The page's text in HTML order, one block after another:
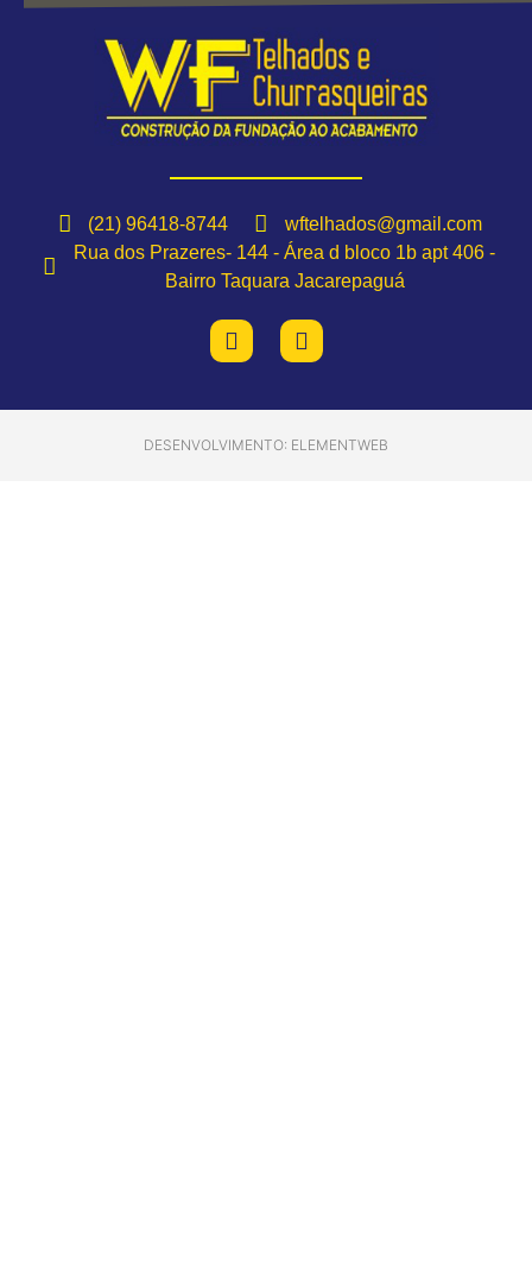
(21) 96418-8744
wftelhados@gmail.com
Rua dos Prazeres- 144 - Área d bloco 1b apt 406 -
Bairro Taquara Jacarepaguá
DESENVOLVIMENTO: ELEMENTWEB